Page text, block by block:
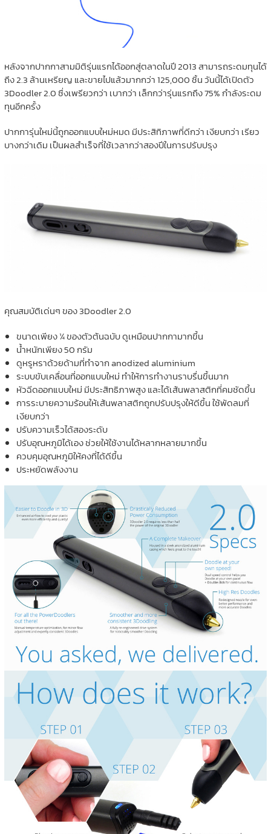
หลังจากปากกาสามมิติรุ่นแรกได้ออกสู่ตลาดในปี 2013 สามารถระดมทุนได้
ถึง 2.3 ล้านเหรียญ และขายไปแล้วมากกว่า 125,000 ชิ้น วันนี้ได้เปิดตัว
3Doodler 2.0 ซึ่งเพรียวกว่า เบากว่า เล็กกว่ารุ่นแรกถึง 75% กำลังระดม
ทุนอีกครั้ง
ปากการุ่นใหม่นี้ถูกออกแบบใหม่หมด มีประสิทิภาพที่ดีกว่า เงียบกว่า เรียว
บางกว่าเดิม เป็นผลสำเร็จที่ใช้เวลากว่าสองปีในการปรับปรุง
คุณสมบัติเด่นๆ ของ 3Doodler 2.0
ขนาดเพียง ¼ ของตัวต้นฉบับ ดูเหมือนปากกามากขึ้น
น้ำหนักเพียง 50 กรัม
ดูหรูหราด้วยด้ามที่ทำจาก anodized aluminium
ระบบขับเคลื่อนที่ออกแบบใหม่ ทำให้การทำงานราบรื่นขึ้นมาก
หัวฉีดออกแบบใหม่ มีประสิทธิภาพสูง และได้เส้นพลาสติกที่คมชัดขึ้น
การระบายความร้อนให้เส้นพลาสติกถูกปรับปรุงให้ดีขึ้น ใช้พัดลมที่
เงียบกว่า
ปรับความเร็วได้สองระดับ
ปรับอุณหภูมิได้เอง ช่วยให้ใช้งานได้หลากหลายมากขึ้น
ควบคุมอุณหภูมิให้คงที่ได้ดีขึ้น
ประหยัดพลังงาน